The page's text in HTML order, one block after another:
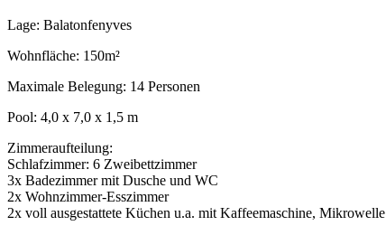
Lage: Balatonfenyves
Wohnfläche: 150m²
Maximale Belegung: 14 Personen
Pool: 4,0 x 7,0 x 1,5 m
Zimmeraufteilung:
Schlafzimmer: 6 Zweibettzimmer
3x Badezimmer mit Dusche und WC
2x Wohnzimmer-Esszimmer
2x voll ausgestattete Küchen u.a. mit Kaffeemaschine, Mikrowelle